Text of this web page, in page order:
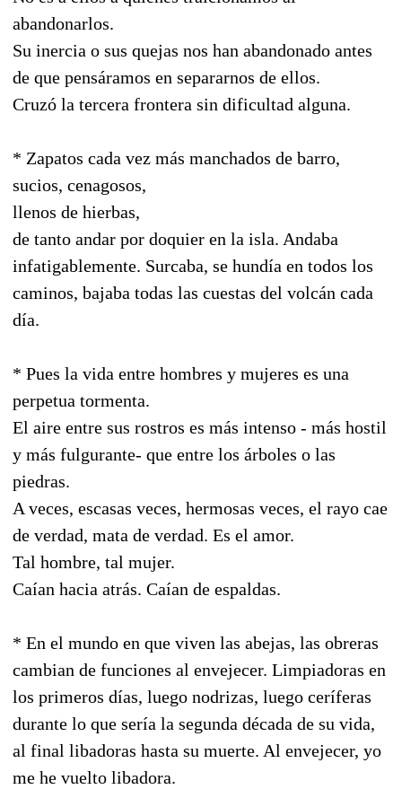
abandonarlos.
Su inercia o sus quejas nos han abandonado antes
de que pensáramos en separarnos de ellos.
Cruzó la tercera frontera sin dificultad alguna.
* Zapatos cada vez más manchados de barro,
sucios, cenagosos,
llenos de hierbas,
de tanto andar por doquier en la isla. Andaba
infatigablemente. Surcaba, se hundía en todos los
caminos, bajaba todas las cuestas del volcán cada
día.
* Pues la vida entre hombres y mujeres es una
perpetua tormenta.
El aire entre sus rostros es más intenso - más hostil
y más fulgurante- que entre los árboles o las
piedras.
A veces, escasas veces, hermosas veces, el rayo cae
de verdad, mata de verdad. Es el amor.
Tal hombre, tal mujer.
Caían hacia atrás. Caían de espaldas.
* En el mundo en que viven las abejas, las obreras
cambian de funciones al envejecer. Limpiadoras en
los primeros días, luego nodrizas, luego ceríferas
durante lo que sería la segunda década de su vida,
al final libadoras hasta su muerte. Al envejecer, yo
me he vuelto libadora.